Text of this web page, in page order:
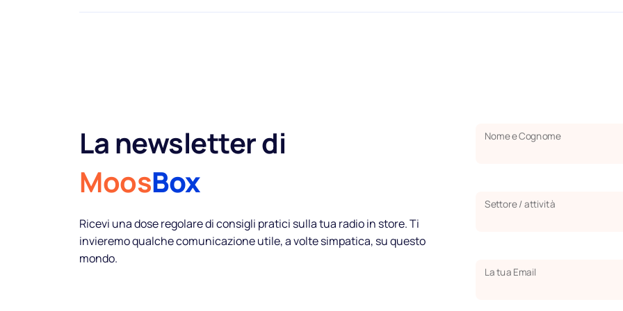
Playlist
Spot
Blog
La newsletter di
MoosBox
Ricevi una dose regolare di consigli pratici sulla tua radio in store. Ti
invieremo qualche comunicazione utile, a volte simpatica, su questo
mondo.
Nome e Cognome
Settore / attività
La tua Email